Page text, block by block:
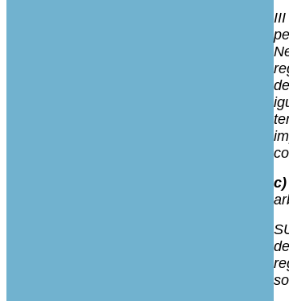
III
c)